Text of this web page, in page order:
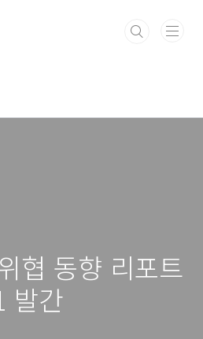
협 동향 리포트
발간